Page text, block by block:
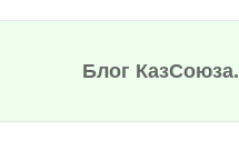
Блог КазСоюза.